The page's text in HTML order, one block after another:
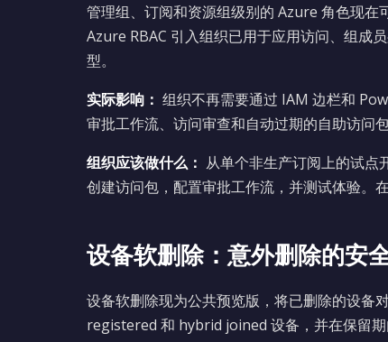
管理组、订阅和资源组级别的 Azure 角色现
Azure RBAC 引入组织已用于应用访问、组成
型。
实际影响： 组织不再需要通过 IAM 边栏和
审批工作流、访问审查和自动过期的自助访问
组织应该做什么： 从单个非生产订阅上的试点
创建访问包，配置审批工作流，并测试体验。
设备软删除：意外删除的安
设备软删除现为公共预览版，将已删除的设备
registered 和 hybrid joined 设备，并在保留期